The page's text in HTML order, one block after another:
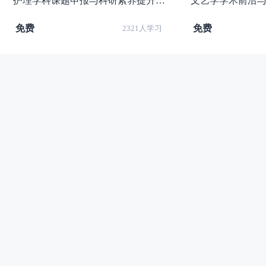
免费 2321人学习 免费